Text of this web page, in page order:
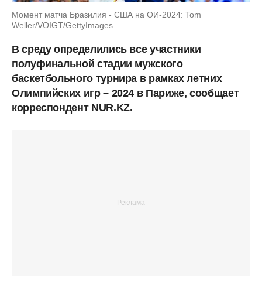
Момент матча Бразилия - США на ОИ-2024: Tom
Weller/VOIGT/GettyImages
В среду определились все участники
полуфинальной стадии мужского
баскетбольного турнира в рамках летних
Олимпийских игр – 2024 в Париже, сообщает
корреспондент NUR.KZ.